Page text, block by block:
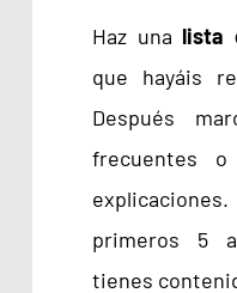
Haz una lista
que hayáis
Después
frecuentes
primeros 5
tienes